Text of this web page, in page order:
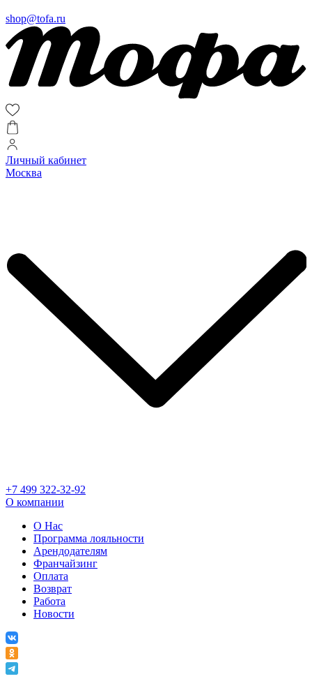
shop@tofa.ru
Личный кабинет
Москва
+7 499 322-32-92
О компании
О Нас
Программа лояльности
Арендодателям
Франчайзинг
Оплата
Возврат
Работа
Новости